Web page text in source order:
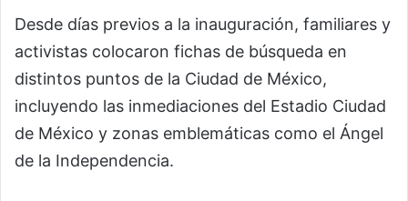
Desde días previos a la inauguración, familiares y
activistas colocaron fichas de búsqueda en
distintos puntos de la Ciudad de México,
incluyendo las inmediaciones del Estadio Ciudad
de México y zonas emblemáticas como el Ángel
de la Independencia.